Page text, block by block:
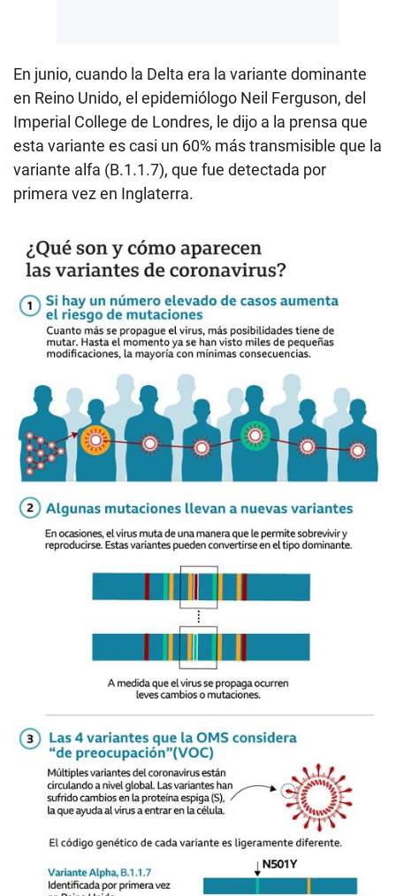
En junio, cuando la Delta era la variante dominante
en Reino Unido, el epidemiólogo Neil Ferguson, del
Imperial College de Londres, le dijo a la prensa que
esta variante es casi un 60% más transmisible que la
variante alfa (B.1.1.7), que fue detectada por
primera vez en Inglaterra.